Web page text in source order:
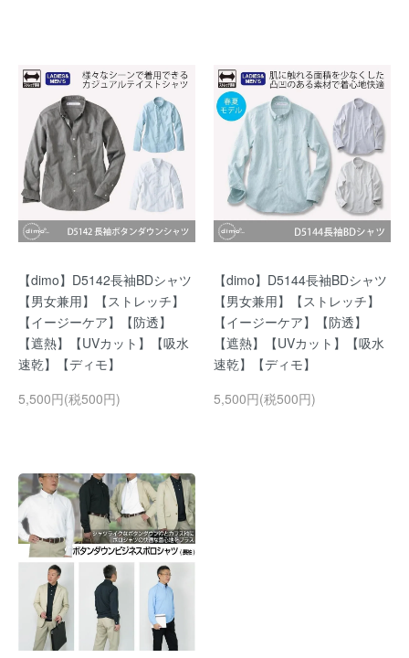
【dimo】D5142長袖BDシャツ
【男女兼用】【ストレッチ】
【イージーケア】【防透】
【遮熱】【UVカット】【吸水
速乾】【ディモ】
5,500円(税500円)
【dimo】D5144長袖BDシャツ
【男女兼用】【ストレッチ】
【イージーケア】【防透】
【遮熱】【UVカット】【吸水
速乾】【ディモ】
5,500円(税500円)